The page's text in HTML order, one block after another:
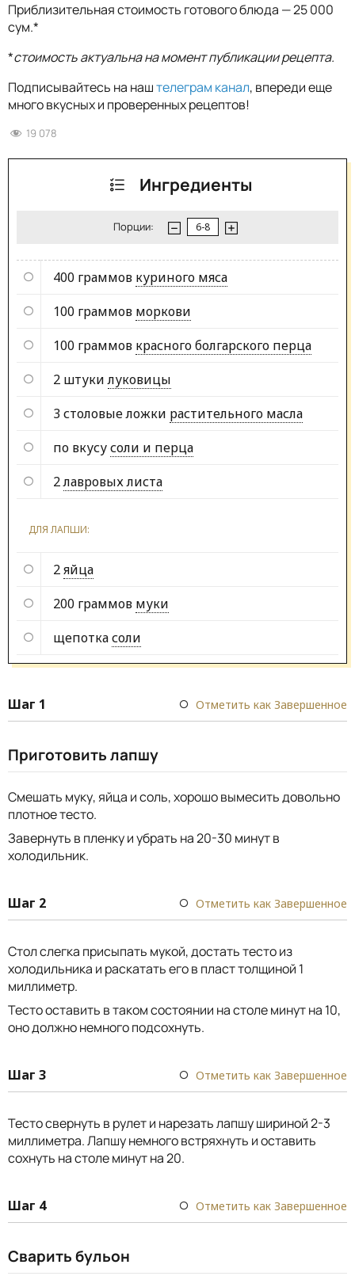
Приблизительная стоимость готового блюда — 25 000
сум.*
*стоимость актуальна на момент публикации рецепта.
Подписывайтесь на наштелеграм канал, впереди еще
много вкусных и проверенных рецептов!
19 078
Ингредиенты
Порции:
400 граммов куриного мяса
100 граммов моркови
100 граммов красного болгарского перца
2 штуки луковицы
3 столовые ложки растительного масла
по вкусусоли и перца
2лавровых листа
ДЛЯ ЛАПШИ:
2яйца
200 граммов муки
щепоткасоли
Шаг 1 Отметить как Завершенное
Приготовить лапшу
Смешать муку, яйца и соль, хорошо вымесить довольно
плотное тесто.
Завернуть в пленку и убрать на 20-30 минут в
холодильник.
Шаг 2 Отметить как Завершенное
Стол слегка присыпать мукой, достать тесто из
холодильника и раскатать его в пласт толщиной 1
миллиметр.
Тесто оставить в таком состоянии на столе минут на 10,
оно должно немного подсохнуть.
Шаг 3 Отметить как Завершенное
Тесто свернуть в рулет и нарезать лапшу шириной 2-3
миллиметра. Лапшу немного встряхнуть и оставить
сохнуть на столе минут на 20.
Шаг 4 Отметить как Завершенное
Сварить бульон